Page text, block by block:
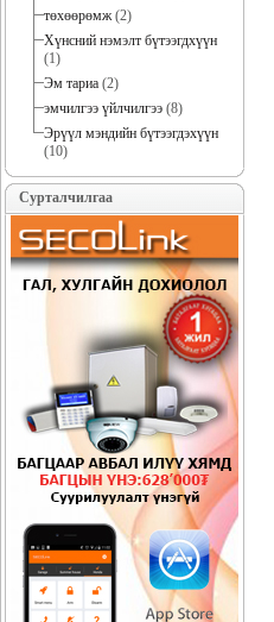
төхөөрөмж(2)
Хүнсний нэмэлт бүтээгдхүүн
(1)
Эм тариа (2)
эмчилгээ үйлчилгээ (8)
Эрүүл мэндийн бүтээгдэхүүн
(10)
Сурталчилгаа